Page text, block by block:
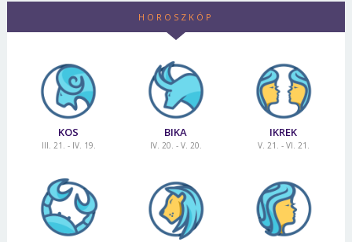
HOROSZKÓP
KOS
III. 21. - IV. 19.
BIKA
IV. 20. - V. 20.
IKREK
V. 21. - VI. 21.